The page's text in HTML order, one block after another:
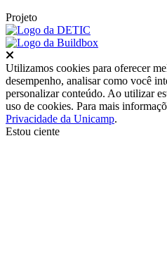
Projeto
Utilizamos cookies para oferecer
desempenho, analisar como você
personalizar conteúdo. Ao utilizar
uso de cookies. Para mais
Privacidade da Unicamp.
Estou ciente